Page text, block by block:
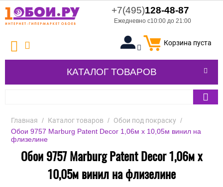
+7(495)128-48-87
Ежедневно с10:00 до 21:00
Корзина пуста
КАТАЛОГ ТОВАРОВ
Главная / Каталог товаров / Обои под покраску /
Обои 9757 Marburg Patent Decor 1,06м х 10,05м винил на
флизелине
Обои 9757 Marburg Patent Decor 1,06м х
10,05м винил на флизелине